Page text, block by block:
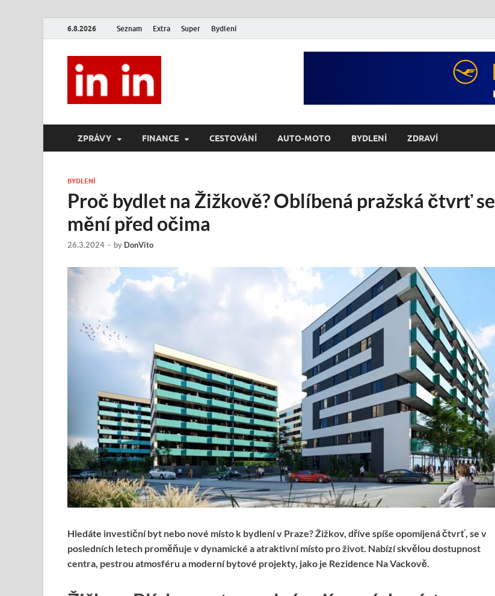
6.8.2026 Seznam Extra Super Bydlení
ZPRÁVY FINANCE CESTOVÁNÍ AUTO-MOTO BYDLENÍ ZDRAVÍ
BYDLENÍ
Proč bydlet na Žižkově? Oblíbená pražská čtvrť se
mění před očima
26.3.2024 - by DonVito
Hledáte investiční byt nebo nové místo k bydlení v Praze? Žižkov, dříve spíše opomíjená čtvrť, se v
posledních letech proměňuje v dynamické a atraktivní místo pro život. Nabízí skvělou dostupnost
centra, pestrou atmosféru a moderní bytové projekty, jako je Rezidence Na Vackově.